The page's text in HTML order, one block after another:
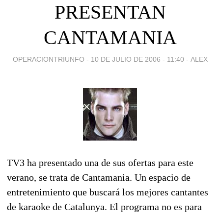
PRESENTAN
CANTAMANIA
OPERACIONTRIUNFO - 10 DE JULIO DE 2006 - 11:40 - ALEX
TV3 ha presentado una de sus ofertas para este
verano, se trata de Cantamania. Un espacio de
entretenimiento que buscará los mejores cantantes
de karaoke de Catalunya. El programa no es para